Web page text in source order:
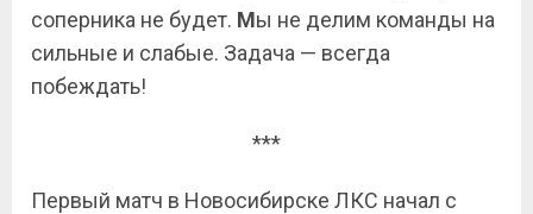
соперника не будет. Мы не делим команды на
сильные и слабые. Задача — всегда
побеждать!
***
Первый матч в Новосибирске ЛКС начал с